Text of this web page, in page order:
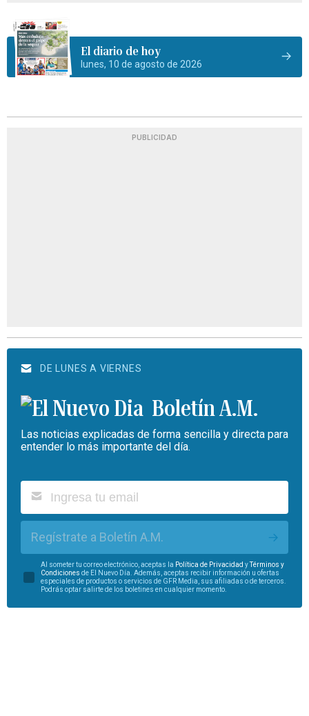
El diario de hoy
lunes, 10 de agosto de 2026
PUBLICIDAD
DE LUNES A VIERNES
Boletín A.M.
Las noticias explicadas de forma sencilla y directa para
entender lo más importante del día.
Regístrate a Boletín A.M.
Al someter tu correo electrónico, aceptas la Política de Privacidad yTérminos y
Condiciones de El Nuevo Día. Además, aceptas recibir información u ofertas
especiales de productos o servicios de GFR Media, sus afiliadas o de terceros.
Podrás optar salirte de los boletines en cualquier momento.